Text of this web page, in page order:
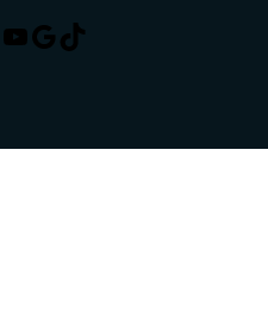
YouTube
Google
TikTok